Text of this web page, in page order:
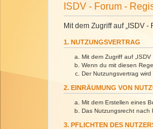
ISDV - Forum -
Mit dem Zugriff auf „ISDV
1. NUTZUNGSVERTRAG
Mit dem Zugriff auf
Wenn du mit diesen
Der Nutzungsvertrag
2. EINRÄUMUNG VON
Mit dem Erstellen eines
Das Nutzungsrecht nach
3. PFLICHTEN DES